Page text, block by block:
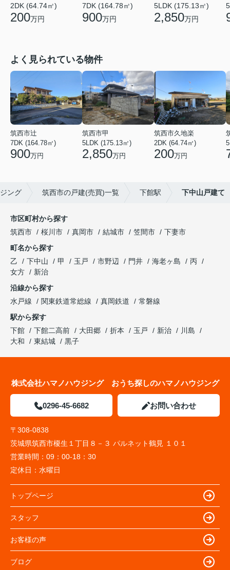
2DK (64.74㎡)
200万円
7DK (164.78㎡)
900万円
5LDK (175.13㎡)
2,850万円
よく見られている物件
筑西市辻
7DK (164.78㎡)
900万円
筑西市甲
5LDK (175.13㎡)
2,850万円
筑西市久地楽
2DK (64.74㎡)
200万円
ング 筑西市の戸建(売買)一覧 下館駅 下中山戸建て
市区町村から探す
筑西市
桜川市 真岡市 結城市 笠間市
下妻市
町名から探す
乙
下中山 甲 玉戸 市野辺 門井 海老ヶ島
丙
女方
新治
沿線から探す
水戸線
関東鉄道常総線 真岡鉄道
常磐線
駅から探す
下館
下館二高前 大田郷 折本 玉戸 新治
川島
大和
東結城 黒子
株式会社ハマノハウジング おうち探しのハマノハウジング
0296-45-6682 お問い合わせ
〒308-0838
茨城県筑西市榎生１丁目８－３ パルネット鶴見 １０１
営業時間： 09：00-18：30
定休日： 水曜日
トップページ
スタッフ
お客様の声
ブログ